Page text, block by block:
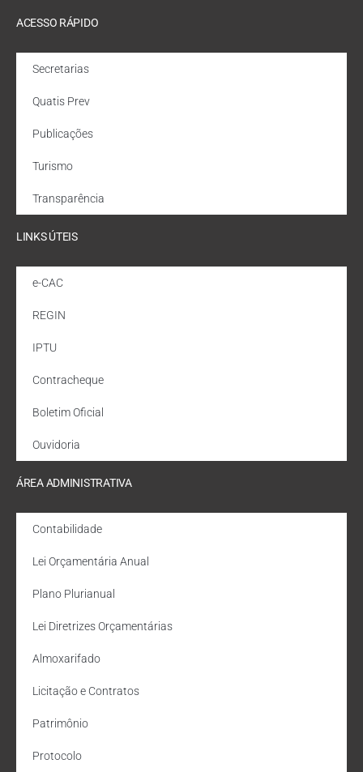
ACESSO RÁPIDO
Secretarias
Quatis Prev
Publicações
Turismo
Transparência
LINKS ÚTEIS
e-CAC
REGIN
IPTU
Contracheque
Boletim Oficial
Ouvidoria
ÁREA ADMINISTRATIVA
Contabilidade
Lei Orçamentária Anual
Plano Plurianual
Lei Diretrizes Orçamentárias
Almoxarifado
Licitação e Contratos
Patrimônio
Protocolo